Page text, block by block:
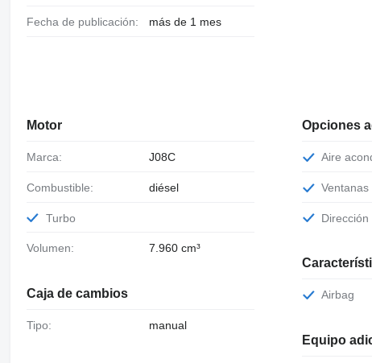
Fecha de publicación: más de 1 mes
Motor
Marca: J08C
Combustible: diésel
Turbo
Volumen: 7.960 cm³
Caja de cambios
Tipo: manual
Opciones
Aire
Airbag
Equipo